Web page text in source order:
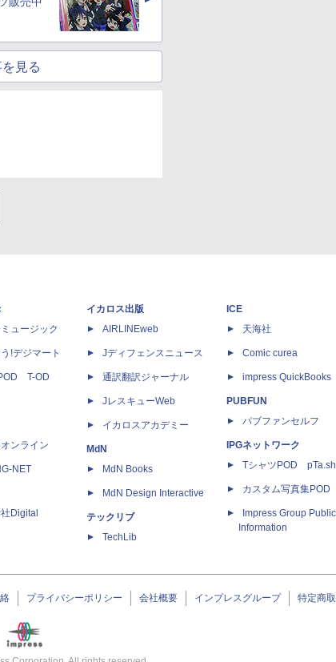
見る
ュージック
!デジマート
T-OD
ンライン
NET
Digital
イカロス出版
AIRLINEweb
Jディフェンスニュース
通訳翻訳ジャーナル
JレスキューWeb
イカロスアカデミー
MdN
MdN Books
MdN Design Interactive
テックリブ
TechLib
ICE
天海社
Comic curea
impress QuickBooks
PUBFUN
パブファンセルフ
IPGネットワーク
TシャツPOD
カスタム写真集
Impress Group
Information
プライバシーポリシー 会社概要 インプレスグループ 特定商